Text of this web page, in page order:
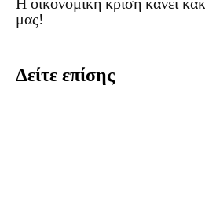
μας!
Δείτε επίσης